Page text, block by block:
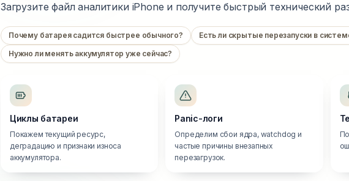
Загрузите файл аналитики iPhone и получите быстрый технический
Почему батарея садится быстрее обычного?
Есть ли скрытые перезапуски в
Нужно ли менять аккумулятор уже сейчас?
Циклы батареи
Покажем текущий ресурс,
деградацию и признаки износа
аккумулятора.
Panic-логи
Определим сбои ядра, watchdog и
частые причины внезапных
перезагрузок.